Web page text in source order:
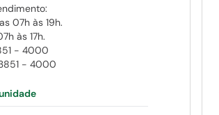
07h às 19h.
às 17h.
- 4000
- 4000